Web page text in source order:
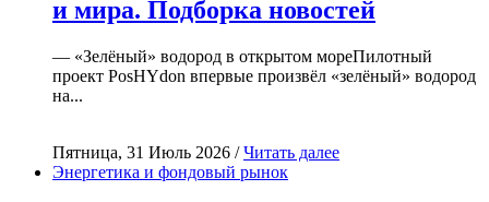
и мира. Подборка новостей
— «Зелёный» водород в открытом мореПилотный
проект PosHYdon впервые произвёл «зелёный» водород
на...
Пятница, 31 Июль 2026 /Читать далее
Энергетика и фондовый рынок